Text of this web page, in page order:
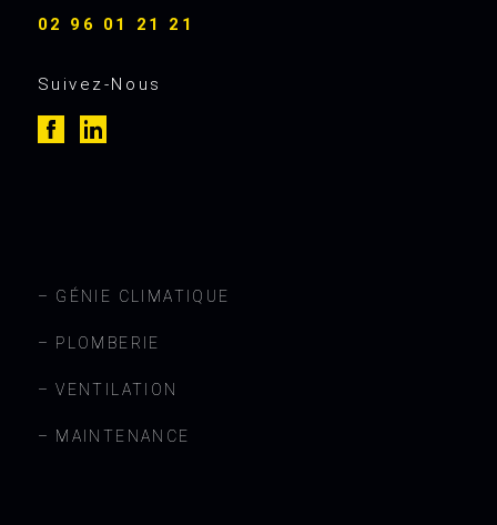
02 96 01 21 21
Suivez-Nous
z a
– GÉNIE CLIMATIQUE
– PLOMBERIE
– VENTILATION
– MAINTENANCE